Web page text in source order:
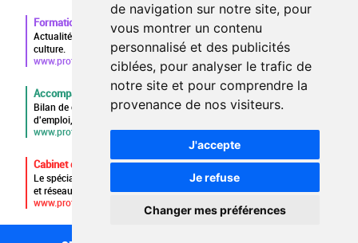
de navigation sur notre site, pour
vous montrer un contenu
personnalisé et des publicités
ciblées, pour analyser le trafic de
notre site et pour comprendre la
provenance de nos visiteurs.
J'accepte
Je refuse
Changer mes préférences
Formation
Actualités, guide et annuaire des formations aux métiers de la
culture.
www.profilculture-formation.com
Accompagnement professionnel
Bilan de compétences, coaching, techniques de recherche
d'emploi, entretien conseil.
www.profilculture-competences.com
Cabinet de recrutement
Le spécialiste du secteur culturel, une cvthèque de 86.000 CV
et réseau unique de professionnels.
www.profilculture-conseil.com/cabinet-recrutement